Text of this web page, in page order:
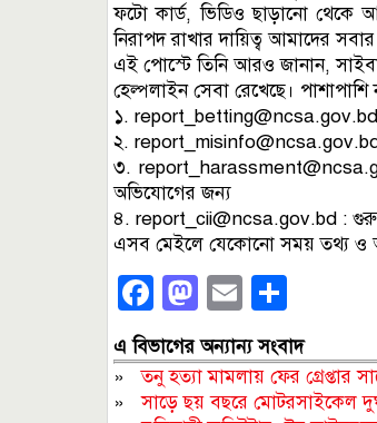
ফটো কার্ড, ভিডিও ছাড়ানো থেকে
নিরাপদ রাখার দায়িত্ব আমাদের
এই পোস্টে তিনি আরও জানান,
হেল্পলাইন সেবা রেখেছে।
১. report_betting@ncsa.gov.bd
২.
৩.
অভিযোগের জন্য
৪. report_cii@ncsa.gov.bd :
এসব মেইলে যেকোনো সময় তথ্য ও
Facebook
Mastodon
Email
এ বিভাগের অন্যান্য সংবাদ
»তনু হত্যা মামলায় ফের গ্রেপ্তার
»সাড়ে ছয় বছরে মোটরসাইকেল